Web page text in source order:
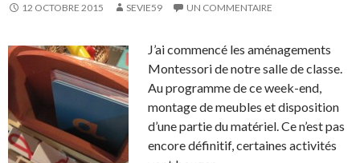
12 OCTOBRE 2015 SEVIE59 UN COMMENTAIRE
J’ai commencé les aménagements
Montessori de notre salle de classe.
Au programme de ce week-end,
montage de meubles et disposition
d’une partie du matériel. Ce n’est pas
encore définitif, certaines activités